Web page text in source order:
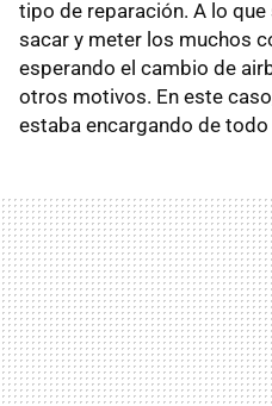
tipo de reparación. A lo
sacar y meter los muchos
esperando el cambio de
otros motivos. En este
estaba encargando de